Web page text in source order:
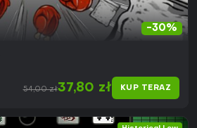
-30%
54,00 zł37,80 zł KUP TERAZ